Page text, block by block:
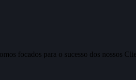
focados para o sucesso dos nossos